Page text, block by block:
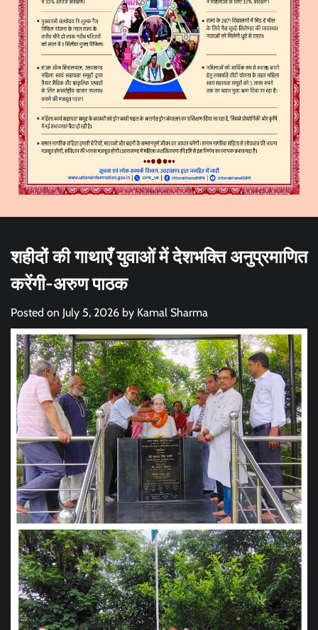
शहीदों की गाथाएँ युवाओं में देशभक्ति अनुप्रमाणित
करेंगी-अरुण पाठक
Posted on July 5, 2026 by Kamal Sharma